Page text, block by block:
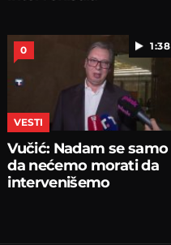
1:38
0
VESTI
Vučić: Nadam se samo
da nećemo morati da
intervenišemo